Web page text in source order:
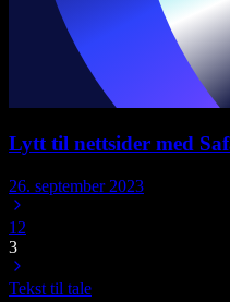
Lytt til nettsider med
26. september 2023
1 2
3
Tekst til tale